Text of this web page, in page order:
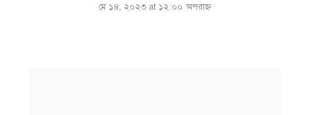
মে ১৪, ২০২৩ at ১২:০০ অপরাহ্ণ